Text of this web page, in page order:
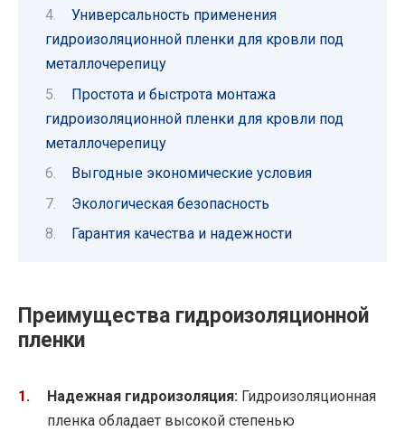
Универсальность применения
гидроизоляционной пленки для кровли под
металлочерепицу
Простота и быстрота монтажа
гидроизоляционной пленки для кровли под
металлочерепицу
Выгодные экономические условия
Экологическая безопасность
Гарантия качества и надежности
Преимущества гидроизоляционной
пленки
Надежная гидроизоляция: Гидроизоляционная
пленка обладает высокой степенью